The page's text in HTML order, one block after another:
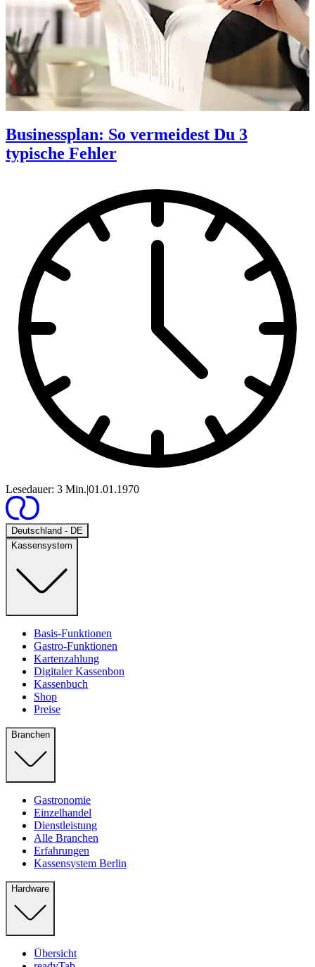
Businessplan: So vermeidest Du 3
typische Fehler
Lesedauer: 3 Min.|01.01.1970
Deutschland - DE
Kassensystem
Basis-Funktionen
Gastro-Funktionen
Kartenzahlung
Digitaler Kassenbon
Kassenbuch
Shop
Preise
Branchen
Gastronomie
Einzelhandel
Dienstleistung
Alle Branchen
Erfahrungen
Kassensystem Berlin
Hardware
Übersicht